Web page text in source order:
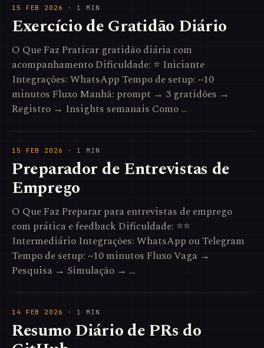
15 FEB 2026 · 1 MIN
Exercício de Gratidão Diário
O Que Faz Praticar gratidão diária com
acompanhamento Dificuldade: ⭐ Iniciante
Integrações: WhatsApp Tempo de setup: ~10
minutos Fluxo Manhã: prompt → 3 gratidões →
Registro → Insights semanais Como …
15 FEB 2026 · 1 MIN
Preparador de Entrevistas de
Emprego
O Que Faz Preparar para entrevistas de emprego
com prática e feedback Dificuldade: ⭐⭐
Intermediário Integrações: WhatsApp ou Telegram
Tempo de setup: ~10 minutos Fluxo Vaga →
Pesquisa → Simulação → …
14 FEB 2026 · 1 MIN
Resumo Diário de PRs do